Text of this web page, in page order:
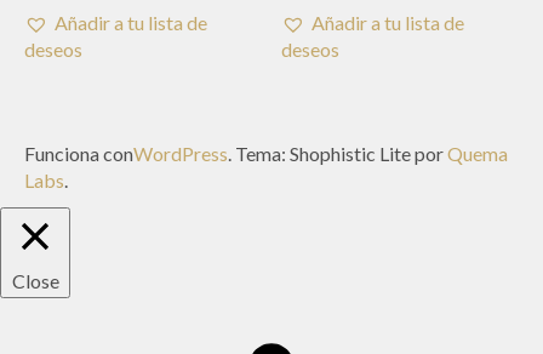
Añadir a tu lista de
deseos
Añadir a tu lista de
deseos
Funciona conWordPress. Tema: Shophistic Lite porQuema
Labs.
Close